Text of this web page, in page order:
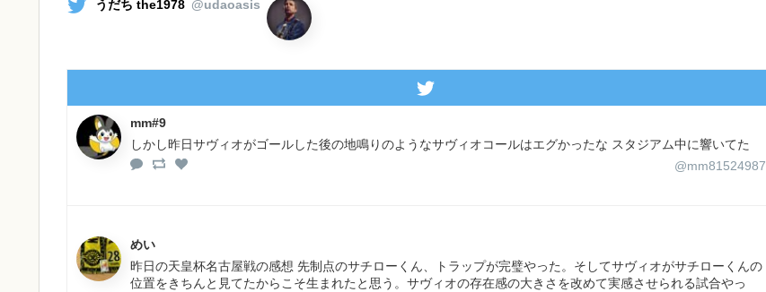
うだち the1978 @udaoasis
mm#9
しかし昨日サヴィオがゴールした後の地鳴りのようなサヴィオコールはエグかったな スタジアム中に響いてた
@mm81524987
めい
昨日の天皇杯名古屋戦の感想 先制点のサチローくん、トラップが完璧やった。そしてサヴィオがサチローくんの
位置をきちんと見てたからこそ生まれたと思う。サヴィオの存在感の大きさを改めて実感させられる試合やっ